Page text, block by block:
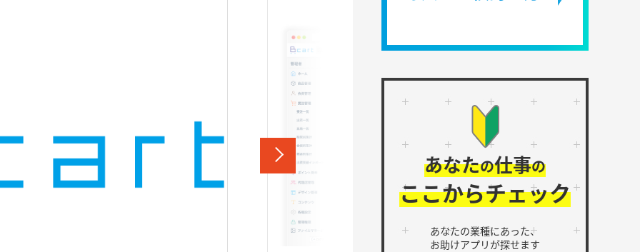
あなたの仕事の
ここからチェック
あなたの業種にあった、
お助けアプリが探せます